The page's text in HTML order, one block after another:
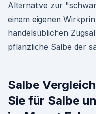
Alternative zur
einem eigenen
handelsüblichen
pflanzliche Salbe der
Salbe
Sie für Salbe